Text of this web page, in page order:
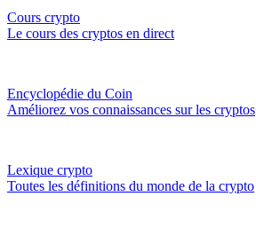
Cours crypto
Le cours des cryptos en direct
Encyclopédie du Coin
Améliorez vos connaissances sur les cryptos
Lexique crypto
Toutes les définitions du monde de la crypto